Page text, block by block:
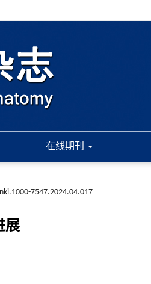
在线期刊
7547.2024.04.017
展